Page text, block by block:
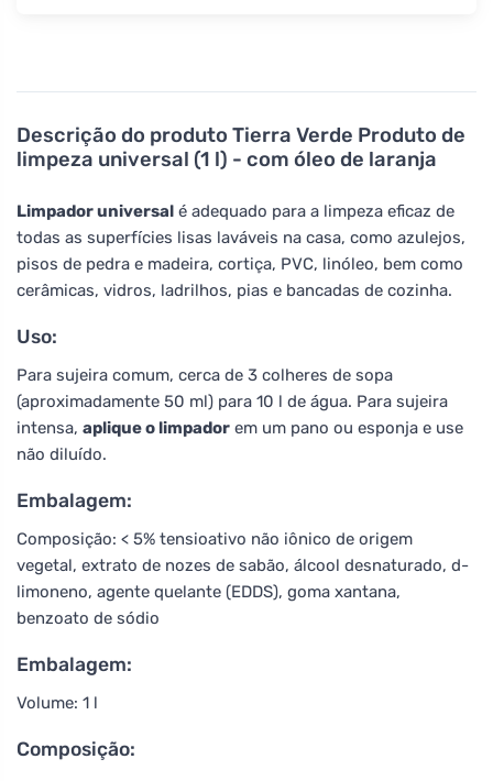
Descrição do produto Tierra Verde Produto de
limpeza universal (1 l) - com óleo de laranja
Limpador universal é adequado para a limpeza eficaz de
todas as superfícies lisas laváveis na casa, como azulejos,
pisos de pedra e madeira, cortiça, PVC, linóleo, bem como
cerâmicas, vidros, ladrilhos, pias e bancadas de cozinha.
Uso:
Para sujeira comum, cerca de 3 colheres de sopa
(aproximadamente 50 ml) para 10 l de água. Para sujeira
intensa, aplique o limpador em um pano ou esponja e use
não diluído.
Embalagem:
Composição: < 5% tensioativo não iônico de origem
vegetal, extrato de nozes de sabão, álcool desnaturado, d-
limoneno, agente quelante (EDDS), goma xantana,
benzoato de sódio
Embalagem:
Volume: 1 l
Composição: